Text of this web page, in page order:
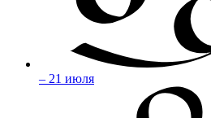
– 21 июля